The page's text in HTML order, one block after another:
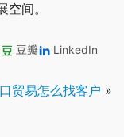
间。
豆瓣
LinkedIn
贸易怎么找客户 »